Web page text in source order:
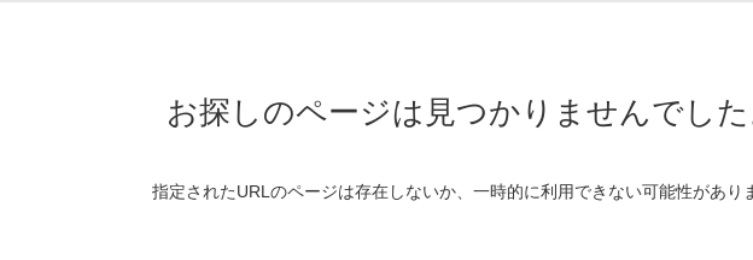
お探しのページは見つかりませんでした
指定されたURLのページは存在しないか、一時的に利用できない可能性があり